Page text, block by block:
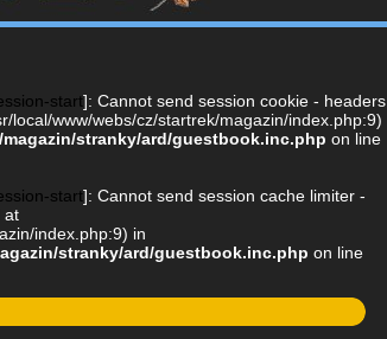
start]: Cannot send session cookie - headers
local/www/webs/cz/startrek/magazin/index.php:9)
stranky/ard/guestbook.inc.php on line
start]: Cannot send session cache limiter -
at
index.php:9) in
stranky/ard/guestbook.inc.php on line